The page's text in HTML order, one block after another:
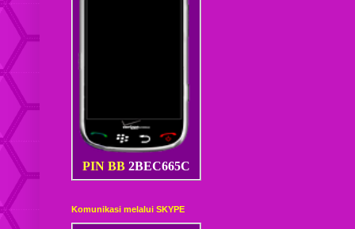
PIN BB 2BEC665C
Komunikasi melalui SKYPE